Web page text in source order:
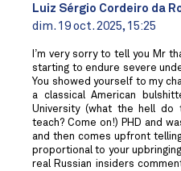
Luiz Sérgio Cordeiro da
dim. 19 oct. 2025, 15:25
I’m very sorry to tell you Mr
starting to endure severe
You showed yourself to my
a classical American
University (what the hell do
teach? Come on!) PHD and
and then comes upfront
proportional to your
real Russian insiders